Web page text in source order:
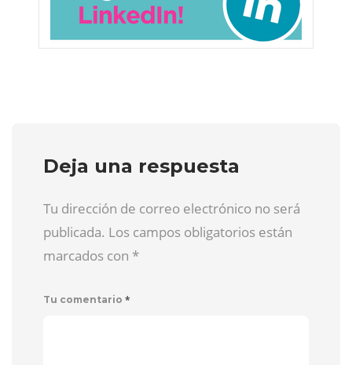
Deja una respuesta
Tu dirección de correo electrónico no será
publicada. Los campos obligatorios están
marcados con *
Tu comentario *